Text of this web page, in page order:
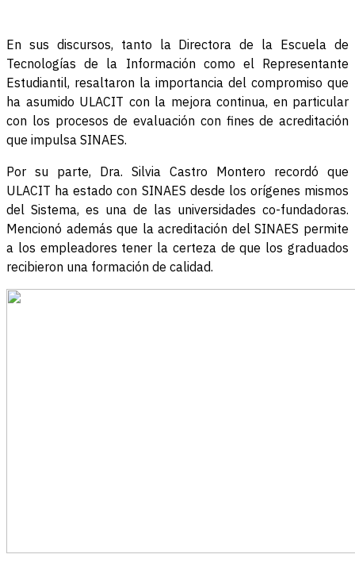
En sus discursos, tanto la Directora de la Escuela de
Tecnologías de la Información como el Representante
Estudiantil, resaltaron la importancia del compromiso que
ha asumido ULACIT con la mejora continua, en particular
con los procesos de evaluación con fines de acreditación
que impulsa SINAES.
Por su parte, Dra. Silvia Castro Montero recordó que
ULACIT ha estado con SINAES desde los orígenes mismos
del Sistema, es una de las universidades co-fundadoras.
Mencionó además que la acreditación del SINAES permite
a los empleadores tener la certeza de que los graduados
recibieron una formación de calidad.